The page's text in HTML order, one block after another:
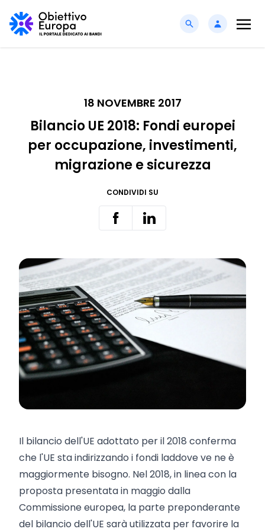
18 NOVEMBRE 2017
Bilancio UE 2018: Fondi europei
per occupazione, investimenti,
migrazione e sicurezza
CONDIVIDI SU
Il bilancio dell'UE adottato per il 2018 conferma
che l'UE sta indirizzando i fondi laddove ve ne è
maggiormente bisogno. Nel 2018, in linea con la
proposta presentata in maggio dalla
Commissione europea, la parte preponderante
del bilancio dell'UE sarà utilizzata per favorire la